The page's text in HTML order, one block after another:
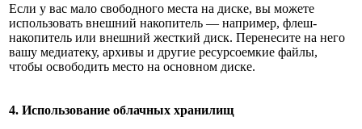
Если у вас мало свободного места на диске, вы можете
использовать внешний накопитель — например, флеш-
накопитель или внешний жесткий диск. Перенесите на него
вашу медиатеку, архивы и другие ресурсоемкие файлы,
чтобы освободить место на основном диске.
4. Использование облачных хранилищ